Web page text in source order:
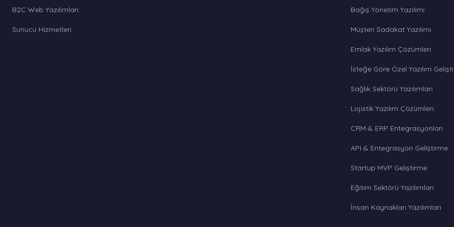
B2C Web Yazılımları
Sunucu Hizmetleri
Bağış Yönetim Yazılımı
Müşteri Sadakat Yazılımı
Emlak Yazılım Çözümleri
İsteğe Göre Özel Yazılım
Sağlık Sektörü Yazılımları
Lojistik Yazılım Çözümleri
CRM & ERP Entegrasyonları
API & Entegrasyon Geliştirme
Startup MVP Geliştirme
Eğitim Sektörü Yazılımları
İnsan Kaynakları Yazılımları